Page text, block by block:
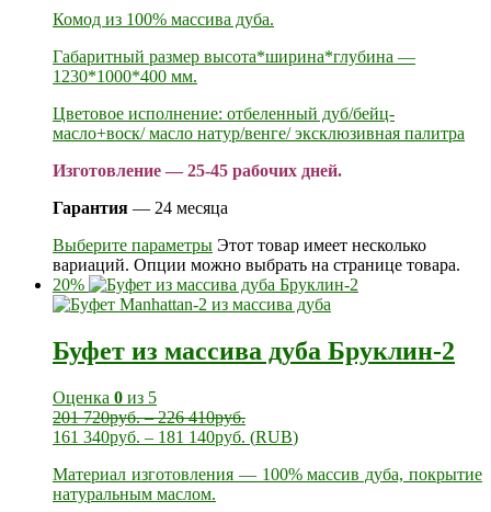
Комод из 100% массива дуба.
Габаритный размер высота*ширина*глубина —
1230*1000*400 мм.
Цветовое исполнение: отбеленный дуб/бейц-
масло+воск/ масло натур/венге/ эксклюзивная палитра
Изготовление — 25-45 рабочих дней.
Гарантия — 24 месяца
Выберите параметры Этот товар имеет несколько
вариаций. Опции можно выбрать на странице товара.
20%
Буфет из массива дуба Бруклин-2
Оценка 0 из 5
201 720руб.–226 410руб.
161 340руб. – 181 140руб. (RUB)
Материал изготовления — 100% массив дуба, покрытие
натуральным маслом.